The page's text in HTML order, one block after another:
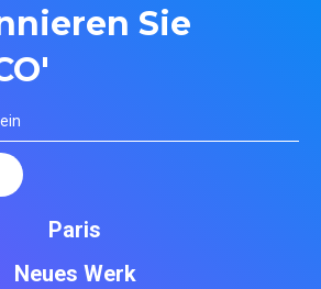
Sie
Paris
Neues Werk